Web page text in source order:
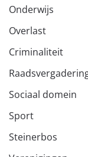
Onderwijs
Overlast
Criminaliteit
Sociaal domein
Sport
Steinerbos